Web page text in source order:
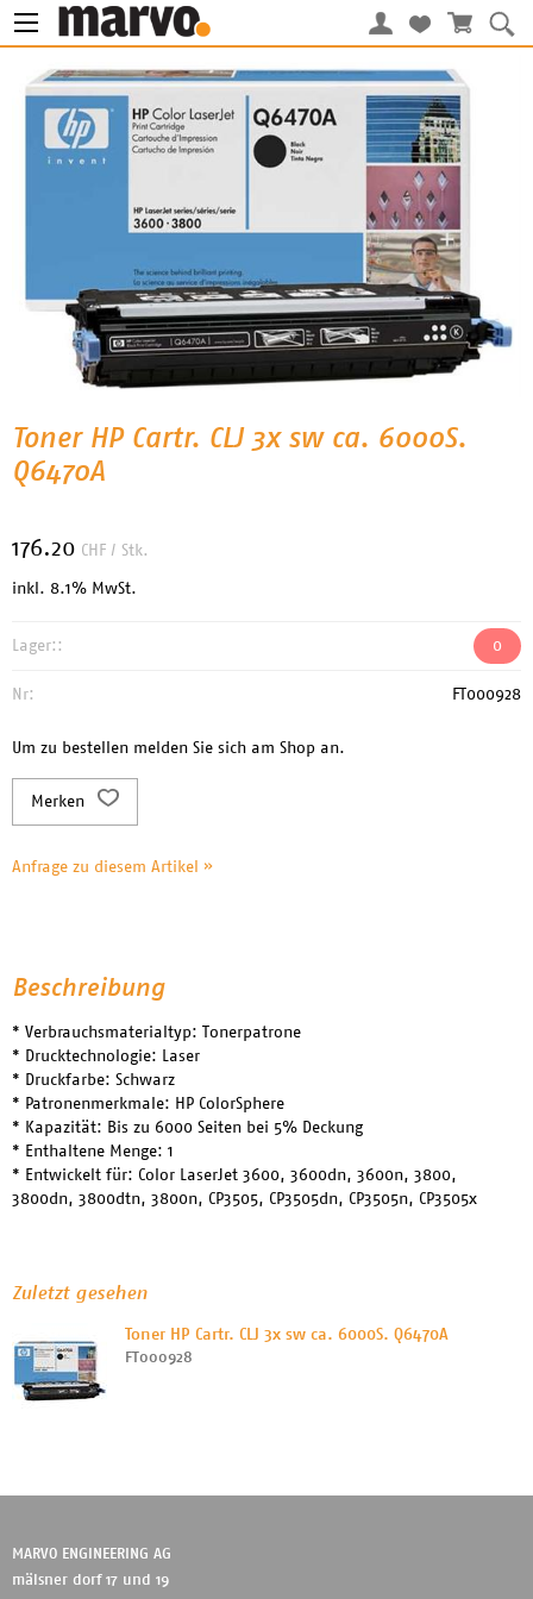
Toner HP Cartr. CLJ 3x sw ca. 6000S.
Q6470A
176.20 CHF / Stk.
inkl. 8.1% MwSt.
Lager:: 0
Nr: FT000928
Um zu bestellen melden Sie sich am Shop an.
Merken
Anfrage zu diesem Artikel »
Beschreibung
* Verbrauchsmaterialtyp: Tonerpatrone
* Drucktechnologie: Laser
* Druckfarbe: Schwarz
* Patronenmerkmale: HP ColorSphere
* Kapazität: Bis zu 6000 Seiten bei 5% Deckung
* Enthaltene Menge: 1
* Entwickelt für: Color LaserJet 3600, 3600dn, 3600n, 3800,
3800dn, 3800dtn, 3800n, CP3505, CP3505dn, CP3505n, CP3505x
Zuletzt gesehen
Toner HP Cartr. CLJ 3x sw ca. 6000S. Q6470A
FT000928
MARVO ENGINEERING AG
mälsner dorf 17 und 19